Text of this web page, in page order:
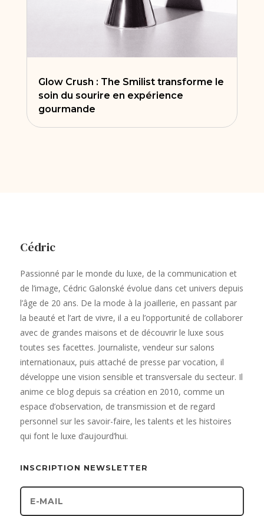
Glow Crush : The Smilist transforme le
soin du sourire en expérience
gourmande
Cédric
Passionné par le monde du luxe, de la communication et
de l’image, Cédric Galonské évolue dans cet univers depuis
l’âge de 20 ans. De la mode à la joaillerie, en passant par
la beauté et l’art de vivre, il a eu l’opportunité de collaborer
avec de grandes maisons et de découvrir le luxe sous
toutes ses facettes. Journaliste, vendeur sur salons
internationaux, puis attaché de presse par vocation, il
développe une vision sensible et transversale du secteur. Il
anime ce blog depuis sa création en 2010, comme un
espace d’observation, de transmission et de regard
personnel sur les savoir-faire, les talents et les histoires
qui font le luxe d’aujourd’hui.
INSCRIPTION NEWSLETTER